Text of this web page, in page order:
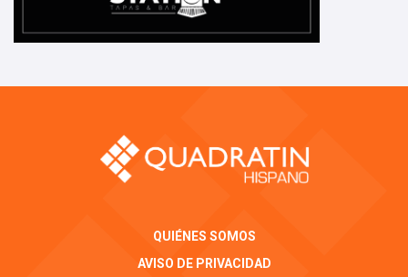
QUIÉNES SOMOS
AVISO DE PRIVACIDAD